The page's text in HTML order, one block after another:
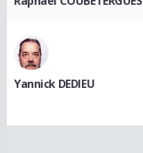
Yannick DEDIEU